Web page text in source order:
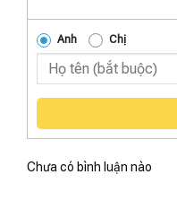
Anh Chị
Chưa có bình luận nào